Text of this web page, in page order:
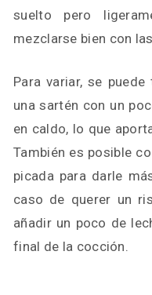
suelto pero
mezclarse bien con
Para variar, se
una sartén con un
en caldo, lo que
También es posible
picada para darle
caso de querer un
añadir un poco de
final de la cocción.